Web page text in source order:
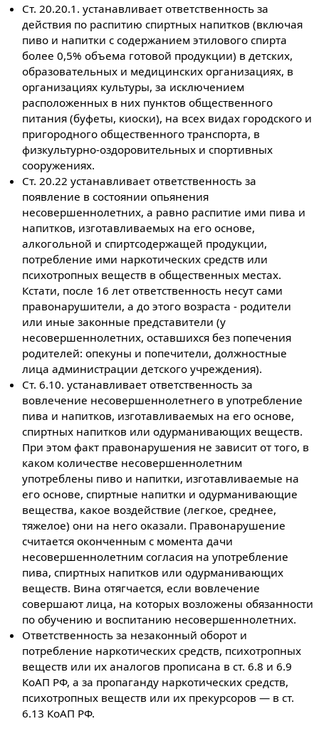
Ст. 20.20.1. устанавливает ответственность за
действия по распитию спиртных напитков (включая
пиво и напитки с содержанием этилового спирта
более 0,5% объема готовой продукции) в детских,
образовательных и медицинских организациях, в
организациях культуры, за исключением
расположенных в них пунктов общественного
питания (буфеты, киоски), на всех видах городского и
пригородного общественного транспорта, в
физкультурно-оздоровительных и спортивных
сооружениях.
Ст. 20.22 устанавливает ответственность за
появление в состоянии опьянения
несовершеннолетних, а равно распитие ими пива и
напитков, изготавливаемых на его основе,
алкогольной и спиртсодержащей продукции,
потребление ими наркотических средств или
психотропных веществ в общественных местах.
Кстати, после 16 лет ответственность несут сами
правонарушители, а до этого возраста - родители
или иные законные представители (у
несовершеннолетних, оставшихся без попечения
родителей: опекуны и попечители, должностные
лица администрации детского учреждения).
Ст. 6.10. устанавливает ответственность за
вовлечение несовершеннолетнего в употребление
пива и напитков, изготавливаемых на его основе,
спиртных напитков или одурманивающих веществ.
При этом факт правонарушения не зависит от того, в
каком количестве несовершеннолетним
употреблены пиво и напитки, изготавливаемые на
его основе, спиртные напитки и одурманивающие
вещества, какое воздействие (легкое, среднее,
тяжелое) они на него оказали. Правонарушение
считается оконченным с момента дачи
несовершеннолетним согласия на употребление
пива, спиртных напитков или одурманивающих
веществ. Вина отягчается, если вовлечение
совершают лица, на которых возложены обязанности
по обучению и воспитанию несовершеннолетних.
Ответственность за незаконный оборот и
потребление наркотических средств, психотропных
веществ или их аналогов прописана в ст. 6.8 и 6.9
КоАП РФ, а за пропаганду наркотических средств,
психотропных веществ или их прекурсоров — в ст.
6.13 КоАП РФ.